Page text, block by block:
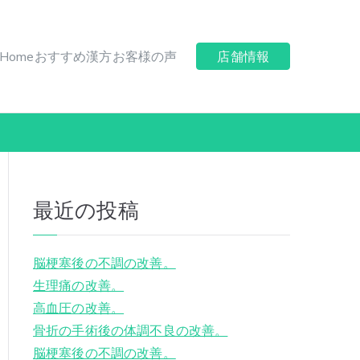
Homeおすすめ漢方お客様の声 店舗情報
最近の投稿
脳梗塞後の不調の改善。
生理痛の改善。
高血圧の改善。
骨折の手術後の体調不良の改善。
脳梗塞後の不調の改善。